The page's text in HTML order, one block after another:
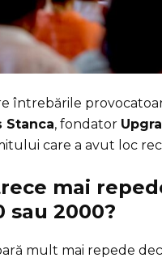
întrebările
Stanca, fondator
care a avut loc
mai
sau 2000?
mult mai repede